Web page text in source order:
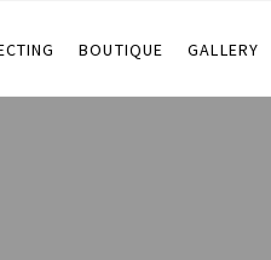
BOUTIQUE GALLERY